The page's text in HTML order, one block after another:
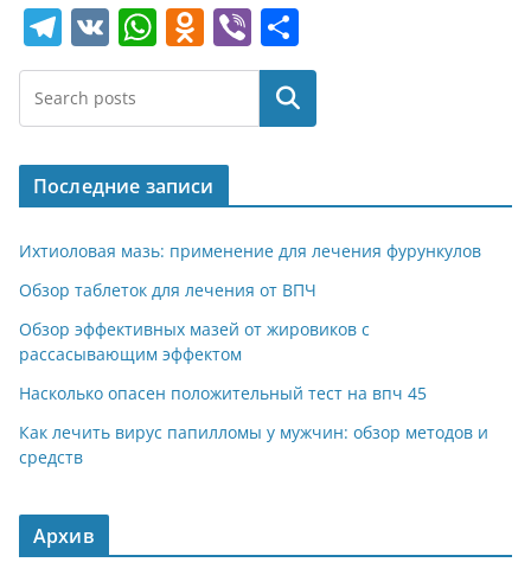
T
el
e
gr
a
m
V
K
W
h
s
A
p
p
O
d
o
kl
a
ss
ni
ki
Vi
b
er
т
п
р
в
и
т
ь
Поиск
Последние записи
Ихтиоловая мазь: применение для лечения фурункулов
Обзор таблеток для лечения от ВПЧ
Обзор эффективных мазей от жировиков с
рассасывающим эффектом
Насколько опасен положительный тест на впч 45
Как лечить вирус папилломы у мужчин: обзор методов и
средств
Архив